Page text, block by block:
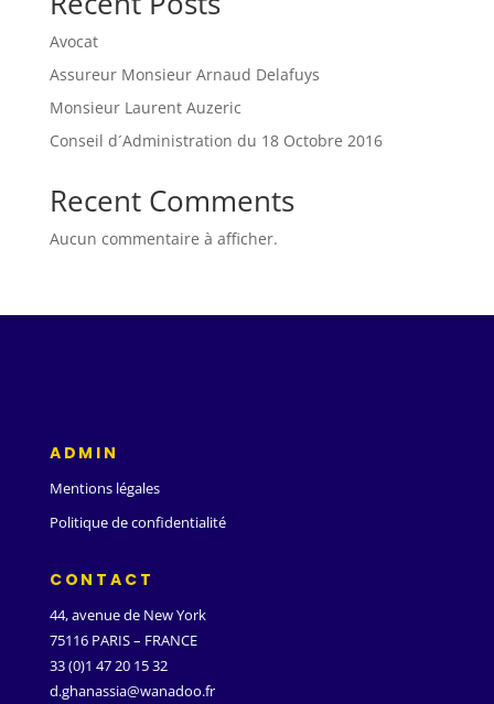
Avocat
Assureur Monsieur Arnaud Delafuys
Monsieur Laurent Auzeric
Conseil d´Administration du 18 Octobre 2016
Recent Comments
Aucun commentaire à afficher.
ADMIN
Mentions légales
Politique de confidentialité
CONTACT
44, avenue de New York
75116 PARIS – FRANCE
33 (0)1 47 20 15 32
d.ghanassia@wanadoo.fr